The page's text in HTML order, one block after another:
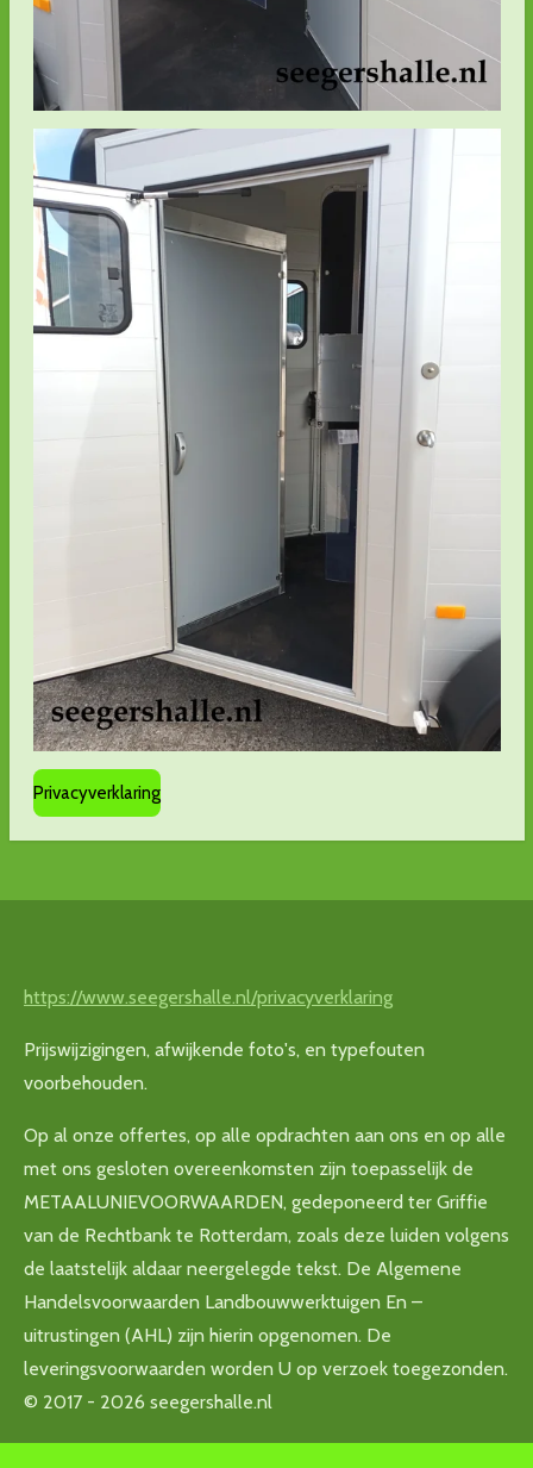
Privacyverklaring
https://www.seegershalle.nl/privacyverklaring
Prijswijzigingen, afwijkende foto's, en typefouten
voorbehouden.
Op al onze offertes, op alle opdrachten aan ons en op alle
met ons gesloten overeenkomsten zijn toepasselijk de
METAALUNIEVOORWAARDEN, gedeponeerd ter Griffie
van de Rechtbank te Rotterdam, zoals deze luiden volgens
de laatstelijk aldaar neergelegde tekst. De Algemene
Handelsvoorwaarden Landbouwwerktuigen En –
uitrustingen (AHL) zijn hierin opgenomen. De
leveringsvoorwaarden worden U op verzoek toegezonden.
© 2017 - 2026 seegershalle.nl